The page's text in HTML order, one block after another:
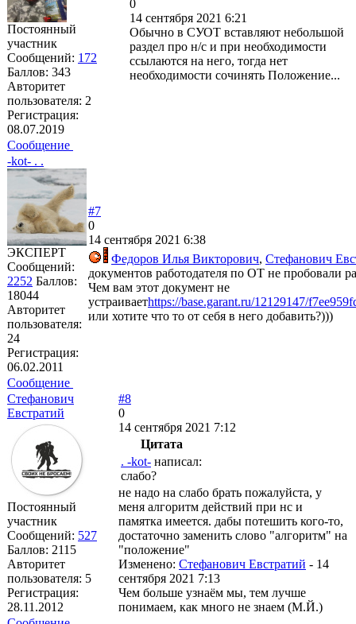
Постоянный
участник
Сообщений: 172
Баллов: 343
Авторитет
пользователя: 2
Регистрация:
08.07.2019
0
14 сентября 2021 6:21
Обычно в СУОТ вставляют небольшой
раздел про н/с и при необходимости
ссылаются на него, тогда нет
необходимости сочинять Положение...
Сообщение
-kot- . .
ЭКСПЕРТ
Сообщений:
2252 Баллов:
18044
Авторитет
пользователя:
24
Регистрация:
06.02.2011
#7
0
14 сентября 2021 6:38
Федоров Илья Викторович, Стефанович
документов работодателя по ОТ не пробовали
Чем вам этот документ не
устраиваетhttps://base.garant.ru/12129147/
или хотите что то от себя в него добавить?)))
Сообщение
Стефанович
Евстратий
Постоянный
участник
Сообщений: 527
Баллов: 2115
Авторитет
пользователя: 5
Регистрация:
28.11.2012
#8
0
14 сентября 2021 7:12
Цитата
. -kot- написал:
слабо?
не надо на слабо брать пожалуйста, у
меня алгоритм действий при нс и
памятка имеется. дабы потешить кого-то,
достаточно заменить слово "алгоритм" на
"положение"
Изменено: Стефанович Евстратий - 14
сентября 2021 7:13
Чем больше узнаём мы, тем лучше
понимаем, как много не знаем (М.Й.)